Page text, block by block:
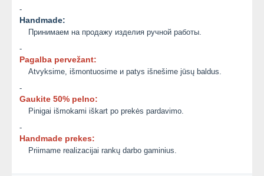
-
Handmade:
Принимаем на продажу изделия ручной работы.
-
Pagalba pervežant:
Atvyksime, išmontuosime и patys išnešime jūsų baldus.
-
Gaukite 50% pelno:
Pinigai išmokami iškart po prekės pardavimo.
-
Handmade prekes:
Priimame realizacijai rankų darbo gaminius.